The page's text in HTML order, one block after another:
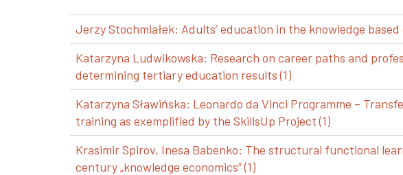
Jerzy Stochmiałek: Adults’ education in the knowledge based
Katarzyna Ludwikowska: Research on career paths and
determining tertiary education results (1)
Katarzyna Sławińska: Leonardo da Vinci Programme –
training as exemplified by the SkillsUp Project (1)
Krasimir Spirov, Inesa Babenko: The structural functional
century „knowledge economics” (1)